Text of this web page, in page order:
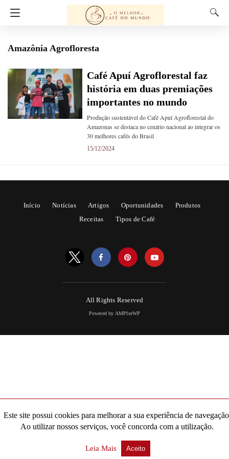
Amazônia Agrofloresta
Café Apuí Agroflorestal faz
história em duas premiações
importantes no mundo
Produção sustentável do Café Apuí Agroflorestal do
Amazonas se destaca no cenário nacional ao integrar os
30 melhores cafés do Brasil
15/12/2024
Início Notícias Artigos Oportunidades
Produtos
Receitas
Tipos de Café
All Rights Reserved
Powered by AMPforWP
Este site possui cookies para melhorar a sua experiência de
Ao utilizar nossos serviços, você concorda com a utilização.
Leia Mais Aceito